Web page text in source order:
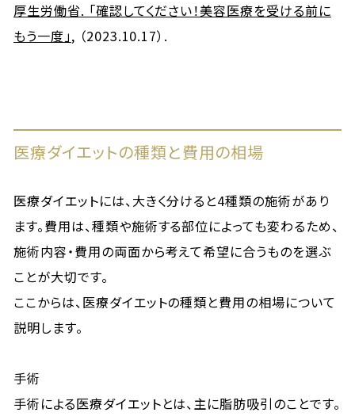
厚生労働省. 「確認してください！美容医療を受ける前に
もう一度」, （2023.10.17）.
医療ダイエットの種類と費用の相場
医療ダイエットには、大きく分けると4種類の施術があり
ます。費用は、種類や施術する部位によっても変わるため、
施術内容・費用の両面から考えて希望に合うものを選ぶ
ことが大切です。
ここからは、医療ダイエットの種類と費用の相場について
説明します。
手術
手術による医療ダイエットとは、主に脂肪吸引のことです。